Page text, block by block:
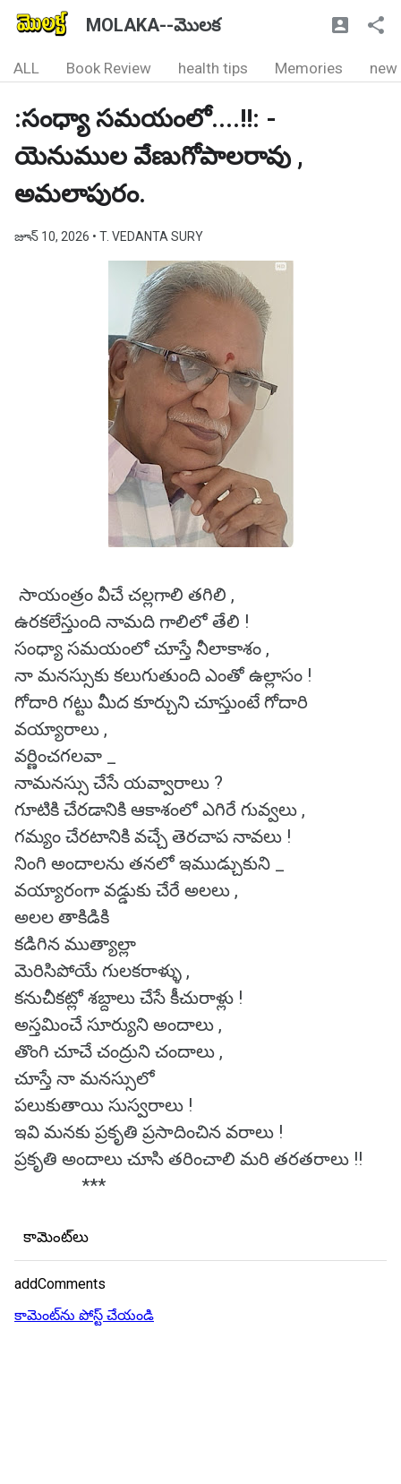
MOLAKA--మొలక
ALL Book Review health tips Memories new
:సంధ్యా సమయంలో....!!: -
యెనుముల వేణుగోపాలరావు ,
అమలాపురం.
జూన్ 10, 2026 • T. VEDANTA SURY
సాయంత్రం వీచే చల్లగాలి తగిలి ,
ఉరకలేస్తుంది నామది గాలిలో తేలి !
సంధ్యా సమయంలో చూస్తే నీలాకాశం ,
నా మనస్సుకు కలుగుతుంది ఎంతో ఉల్లాసం !
గోదారి గట్టు మీద కూర్చుని చూస్తుంటే గోదారి
వయ్యారాలు ,
వర్ణించగలవా _
నామనస్సు చేసే యవ్వారాలు ?
గూటికి చేరడానికి ఆకాశంలో ఎగిరే గువ్వలు ,
గమ్యం చేరటానికి వచ్చే తెరచాప నావలు !
నింగి అందాలను తనలో ఇముడ్చుకుని _
వయ్యారంగా వడ్డుకు చేరే అలలు ,
అలల తాకిడికి
కడిగిన ముత్యాల్లా
మెరిసిపోయే గులకరాళ్ళు ,
కనుచీకట్లో శబ్దాలు చేసే కీచురాళ్లు !
అస్తమించే సూర్యుని అందాలు ,
తొంగి చూచే చంద్రుని చందాలు ,
చూస్తే నా మనస్సులో
పలుకుతాయి సుస్వరాలు !
ఇవి మనకు ప్రకృతి ప్రసాదించిన వరాలు !
ప్రకృతి అందాలు చూసి తరించాలి మరి తరతరాలు !!
***
కామెంట్‌లు
addComments
కామెంట్‌ను పోస్ట్ చేయండి